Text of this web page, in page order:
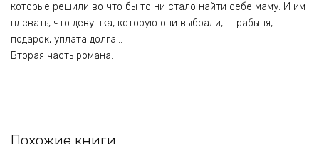
которые решили во что бы то ни стало найти себе маму. И им
плевать, что девушка, которую они выбрали, — рабыня,
подарок, уплата долга…
Вторая часть романа.
Похожие книги